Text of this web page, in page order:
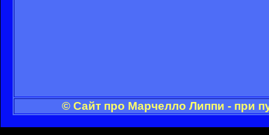
© Сайт про Марчелло Липпи - при